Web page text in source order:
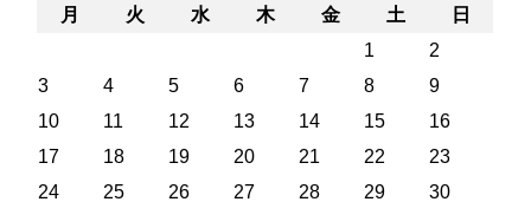
月 火 水 木 金 土
日
1
2
3
4 5 6 7 8
9
10
11 12 13 14 15
16
17
18 19 20 21 22
23
24
25 26 27 28 29
30